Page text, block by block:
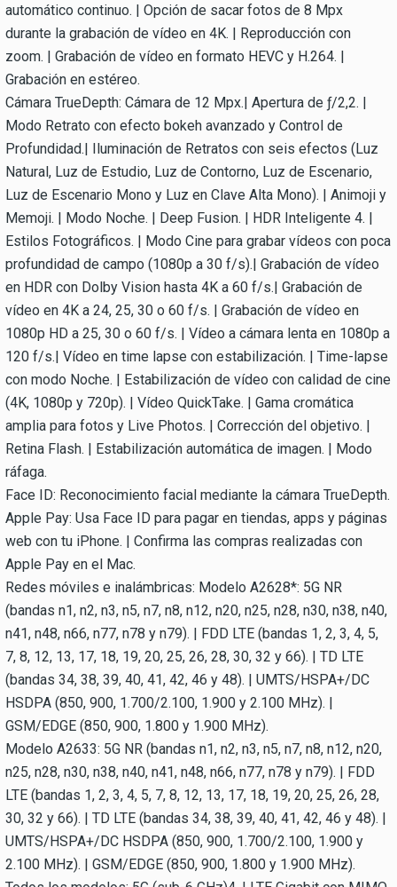
automático continuo. | Opción de sacar fotos de 8 Mpx
durante la grabación de vídeo en 4K. | Reproducción con
zoom. | Grabación de vídeo en formato HEVC y H.264. |
Grabación en estéreo.
Cámara TrueDepth: Cámara de 12 Mpx.| Apertura de ƒ/2,2. |
Modo Retrato con efecto bokeh avanzado y Control de
Profundidad.| Iluminación de Retratos con seis efectos (Luz
Natural, Luz de Estudio, Luz de Contorno, Luz de Escenario,
Luz de Escenario Mono y Luz en Clave Alta Mono). | Animoji y
Memoji. | Modo Noche. | Deep Fusion. | HDR Inteligente 4. |
Estilos Fotográficos. | Modo Cine para grabar vídeos con poca
profundidad de campo (1080p a 30 f/s).| Grabación de vídeo
en HDR con Dolby Vision hasta 4K a 60 f/s.| Grabación de
vídeo en 4K a 24, 25, 30 o 60 f/s. | Grabación de vídeo en
1080p HD a 25, 30 o 60 f/s. | Vídeo a cámara lenta en 1080p a
120 f/s.| Vídeo en time lapse con estabilización. | Time-lapse
con modo Noche. | Estabilización de vídeo con calidad de cine
(4K, 1080p y 720p). | Vídeo QuickTake. | Gama cromática
amplia para fotos y Live Photos. | Corrección del objetivo. |
Retina Flash. | Estabilización automática de imagen. | Modo
ráfaga.
Face ID: Reconocimiento facial mediante la cámara TrueDepth.
Apple Pay: Usa Face ID para pagar en tiendas, apps y páginas
web con tu iPhone. | Confirma las compras realizadas con
Apple Pay en el Mac.
Redes móviles e inalámbricas: Modelo A2628*: 5G NR
(bandas n1, n2, n3, n5, n7, n8, n12, n20, n25, n28, n30, n38, n40,
n41, n48, n66, n77, n78 y n79). | FDD LTE (bandas 1, 2, 3, 4, 5,
7, 8, 12, 13, 17, 18, 19, 20, 25, 26, 28, 30, 32 y 66). | TD LTE
(bandas 34, 38, 39, 40, 41, 42, 46 y 48). | UMTS/HSPA+/DC
HSDPA (850, 900, 1.700/2.100, 1.900 y 2.100 MHz). |
GSM/EDGE (850, 900, 1.800 y 1.900 MHz).
Modelo A2633: 5G NR (bandas n1, n2, n3, n5, n7, n8, n12, n20,
n25, n28, n30, n38, n40, n41, n48, n66, n77, n78 y n79). | FDD
LTE (bandas 1, 2, 3, 4, 5, 7, 8, 12, 13, 17, 18, 19, 20, 25, 26, 28,
30, 32 y 66). | TD LTE (bandas 34, 38, 39, 40, 41, 42, 46 y 48). |
UMTS/HSPA+/DC HSDPA (850, 900, 1.700/2.100, 1.900 y
2.100 MHz). | GSM/EDGE (850, 900, 1.800 y 1.900 MHz).